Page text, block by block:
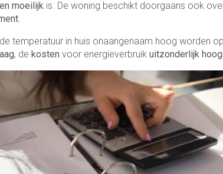
moeilijk is. De woning beschikt doorgaans ook
.
temperatuur in huis onaangenaam hoog worden
, de kosten voor energieverbruik uitzonderlijk hoog